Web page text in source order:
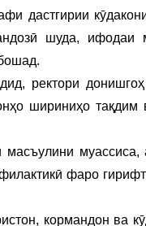
дастгирии
шуда, ифодаи
ректори
шириниҳо тақдим
масъулини
фаро
кормандон ва